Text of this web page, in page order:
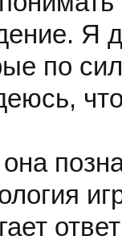
Я
по